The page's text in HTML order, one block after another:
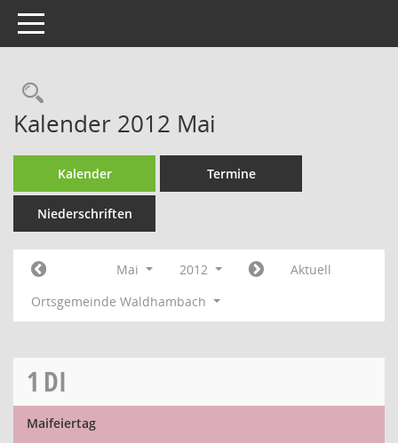
Toggle navigation
Rechercheauswahl
Kalender 2012 Mai
Kalender Termine
Niederschriften
Mai 2012
Aktuell
Ortsgemeinde Waldhambach
1 DI
Maifeiertag